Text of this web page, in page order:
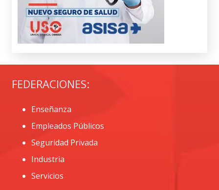
FEDERACIONES:
Enseñanza
Empleados Públicos
Seguridad Privada
Industria
Servicios